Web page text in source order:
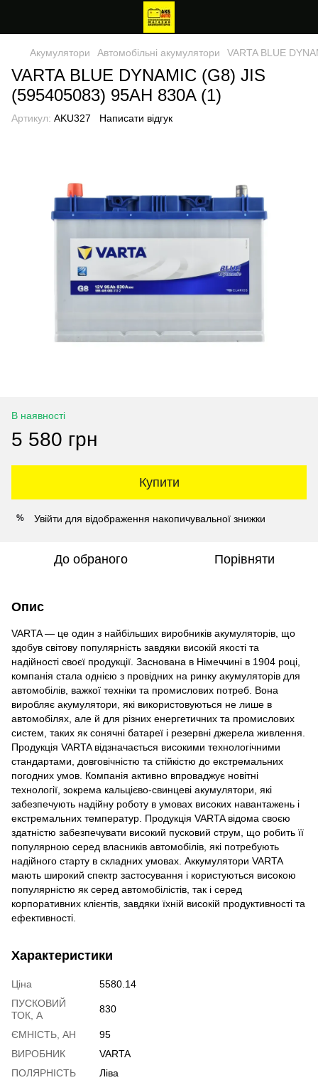
Акумулятори Автомобільні акумулятори VARTA BLUE
VARTA BLUE DYNAMIC (G8) JIS
(595405083) 95AH 830A (1)
Артикул: AKU327 Написати відгук
В наявності
5 580 грн
Купити
% Увійти для відображення накопичувальної знижки
До обраного Порівняти
Опис
VARTA — це один з найбільших виробників акумуляторів, що
здобув світову популярність завдяки високій якості та
надійності своєї продукції. Заснована в Німеччині в 1904 році,
компанія стала однією з провідних на ринку акумуляторів для
автомобілів, важкої техніки та промислових потреб. Вона
виробляє акумулятори, які використовуються не лише в
автомобілях, але й для різних енергетичних та промислових
систем, таких як сонячні батареї і резервні джерела живлення.
Продукція VARTA відзначається високими технологічними
стандартами, довговічністю та стійкістю до екстремальних
погодних умов. Компанія активно впроваджує новітні
технології, зокрема кальцієво-свинцеві акумулятори, які
забезпечують надійну роботу в умовах високих навантажень і
екстремальних температур. Продукція VARTA відома своєю
здатністю забезпечувати високий пусковий струм, що робить її
популярною серед власників автомобілів, які потребують
надійного старту в складних умовах. Аккумулятори VARTA
мають широкий спектр застосування і користуються високою
популярністю як серед автомобілістів, так і серед
корпоративних клієнтів, завдяки їхній високій продуктивності та
ефективності.
Характеристики
Ціна
5580.14
ПУСКОВИЙ
ТОК, А
830
ЄМНІСТЬ, АН
95
ВИРОБНИК
VARTA
ПОЛЯРНІСТЬ
Ліва